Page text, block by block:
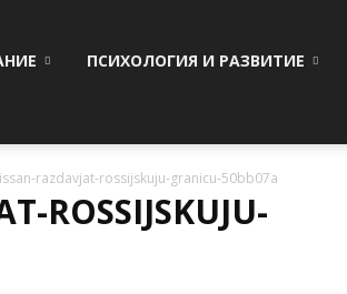
ПСИХОЛОГИЯ И РАЗВИТИЕ
razdavjat-rossijskuju-granicu-50bb07a
ROSSIJSKUJU-